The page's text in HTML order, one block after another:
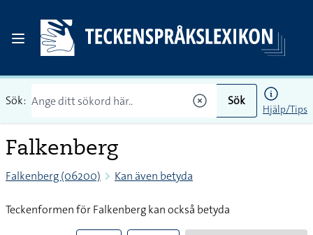
Sök: Sök
Hjälp/Tips
Falkenberg
Falkenberg (06200) Kan även betyda
Teckenformen för Falkenberg kan också betyda